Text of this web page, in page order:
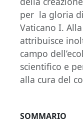
per la gloria
Vaticano I.
attribuisce
campo
scientifico e
alla cura del
SOMMARIO